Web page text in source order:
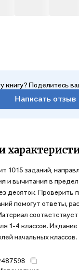
книгу? Поделитесь
Написать отзыв
1015 заданий,
и вычитания в
десяток. Проверить
помогут ответы,
1-4 классов.
начальных классов.